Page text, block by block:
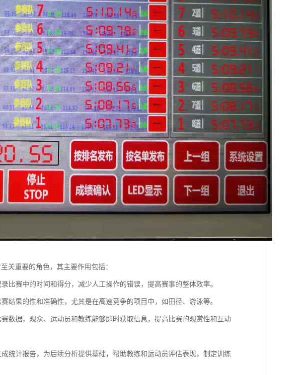
关重要的角色，其主要作用包括：
赛中的时间和得分，减少人工操作的错误，提高赛事的整体效率。
果的性和准确性，尤其是在高速竞争的项目中，如田径、游泳等。
数据，观众、运动员和教练能够即时获取信息，提高比赛的观赏性和互动
统计报告，为后续分析提供基础，帮助教练和运动员评估表现，制定训练